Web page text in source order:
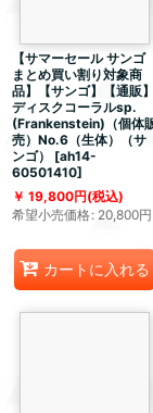
【サマーセール サンゴ
まとめ買い割り対象商
品】【サンゴ】【通販】
ディスクコーラルsp.
(Frankenstein)（個体
売）No.6（生体）（サ
ンゴ）
[ah14-
60501410]
19,800円(税込)
希望小売価格: 20,800円
カートに入れる